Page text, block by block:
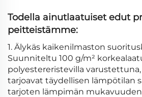
Todella ainutlaatuiset edut
peitteistämme:
1. Älykäs kaikenilmaston
Suunniteltu 100 g/m²
polyestereristevilla
tarjoavat täydellisen lämpötilan
tarjoten lämpimän mukavuuden